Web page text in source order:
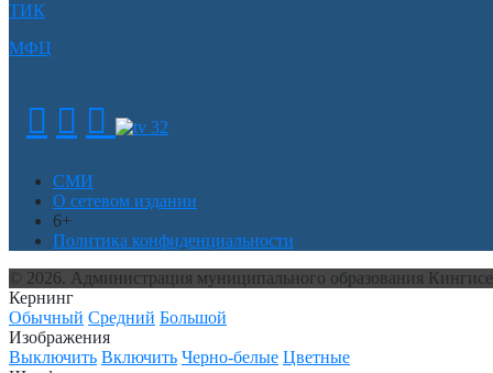
ТИК
МФЦ
СМИ
О сетевом издании
6+
Политика конфиденциальности
© 2026. Администрация муниципального образования
Кернинг
Обычный Средний Большой
Изображения
Выключить Включить Черно-белые Цветные